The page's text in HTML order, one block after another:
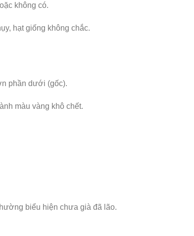
không có.
hạt giống không chắc.
phần dưới (gốc).
màu vàng khô chết.
biểu hiện chưa già đã lão.